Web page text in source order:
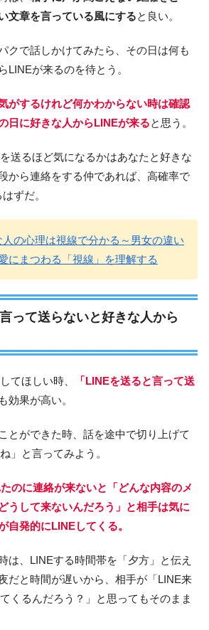
文章を言っている風にすると良い。
クで話しかけてみたら、その日は何も
LINEが来るのを待とう。
がするけれど何かわからない時は確認
日に好きな人からLINEが来ると思う。
送るほど気になるかはあなたと好きな
から連絡をする仲であれば、高確率で
ずだ。
人の心理は視線で分かる～男女の違い
にまつわる「視線」を理解する
って送らないと好きな人から
てほしい時、
「LINEを送ると言って送
効果が高い。
とができた時、話を途中で切り上げて
」と言ってみよう。
のに連絡が来ないと「どんな内容のメ
うして来ないんだろう」と相手は気に
自発的にLINEしてくる。
は、LINEする時間帯を「夕方」と伝え
だと時間が遅いから、相手が「LINE来
くるんだろう？」と思ってもそのまま